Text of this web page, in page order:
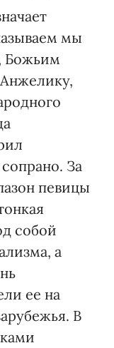
мы
Божьим
За
певицы
собой
а
ее на
В